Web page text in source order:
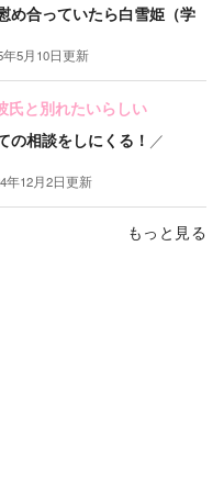
め合っていたら白雪姫（学
年5月10日更新
氏と別れたいらしい
の相談をしにくる！ ／
年12月2日更新
もっと見る